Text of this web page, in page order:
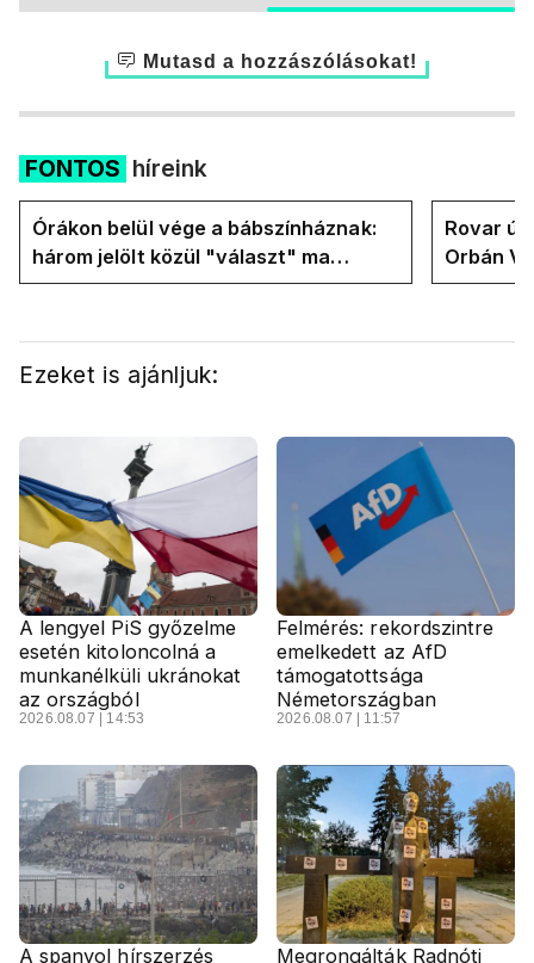
Mutasd a hozzászólásokat!
FONTOS híreink
Órákon belül vége a bábszínháznak:
három jelölt közül "választ" ma
államfőt a Tisza-frakció
Rovar
Orbán
felelős a
Ezeket is ajánljuk:
A lengyel PiS győzelme
esetén kitoloncolná a
munkanélküli ukránokat
az országból
2026.08.07 | 14:53
Felmérés: rekordszintre
emelkedett az AfD
támogatottsága
Németországban
2026.08.07 | 11:57
A spanyol hírszerzés Megrongálták Radnóti